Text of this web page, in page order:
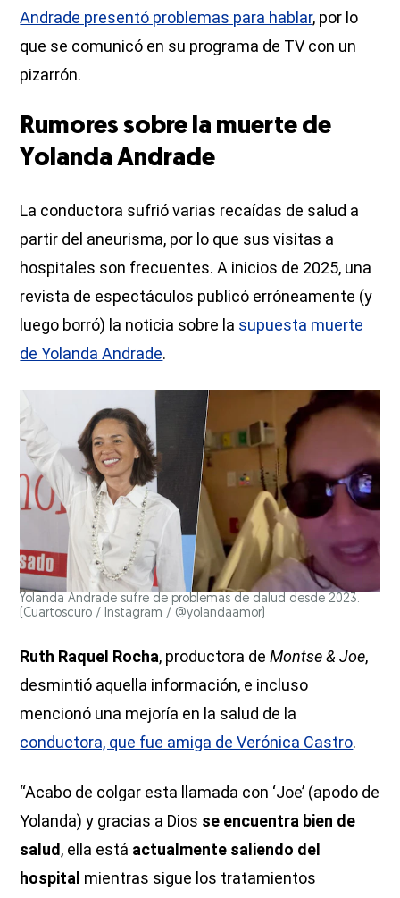
Andrade presentó problemas para hablar, por lo
que se comunicó en su programa de TV con un
pizarrón.
Rumores sobre la muerte de
Yolanda Andrade
La conductora sufrió varias recaídas de salud a
partir del aneurisma, por lo que sus visitas a
hospitales son frecuentes. A inicios de 2025, una
revista de espectáculos publicó erróneamente (y
luego borró) la noticia sobre la supuesta muerte
de Yolanda Andrade.
Yolanda Andrade sufre de problemas de dalud desde 2023.
(Cuartoscuro / Instagram / @yolandaamor)
Ruth Raquel Rocha, productora deMontse & Joe,
desmintió aquella información, e incluso
mencionó una mejoría en la salud de la
conductora, que fue amiga de Verónica Castro.
“Acabo de colgar esta llamada con ‘Joe’ (apodo de
Yolanda) y gracias a Dios se encuentra bien de
salud, ella está actualmente saliendo del
hospital mientras sigue los tratamientos